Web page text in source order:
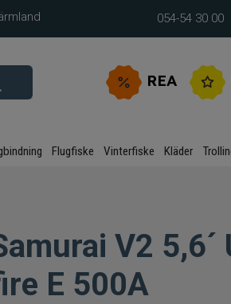
054-54 30
REA
Flugfiske Vinterfiske Kläder
V2
E 500A